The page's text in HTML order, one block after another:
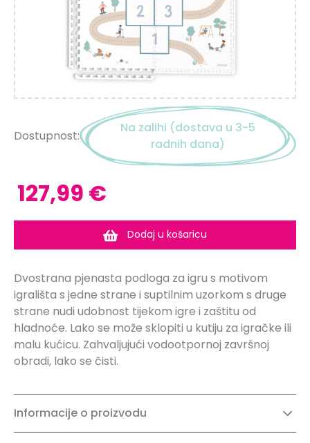
Dostupnost:
Na zalihi (dostava u 3-5
radnih dana)
127,99 €
Dodaj u košaricu
Dvostrana pjenasta podloga za igru ​​s motivom
igrališta s jedne strane i suptilnim uzorkom s druge
strane nudi udobnost tijekom igre i zaštitu od
hladnoće. Lako se može sklopiti u kutiju za igračke ili
malu kućicu. Zahvaljujući vodootpornoj završnoj
obradi, lako se čisti.
Informacije o proizvodu